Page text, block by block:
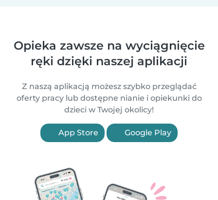
Opieka zawsze na wyciągnięcie
ręki dzięki naszej aplikacji
Z naszą aplikacją możesz szybko przeglądać
oferty pracy lub dostępne nianie i opiekunki do
dzieci w Twojej okolicy!
App Store Google Play